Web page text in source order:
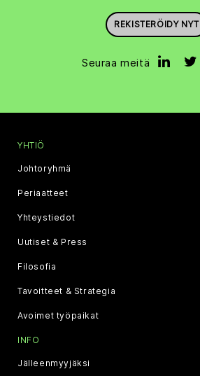
REKISTERÖIDY NYT
Seuraa meitä
YHTIÖ
Johtoryhmä
Periaatteet
Yhteystiedot
Uutiset & Press
Filosofia
Tavoitteet & Strategia
Avoimet työpaikat
INFO
Jälleenmyyjäksi